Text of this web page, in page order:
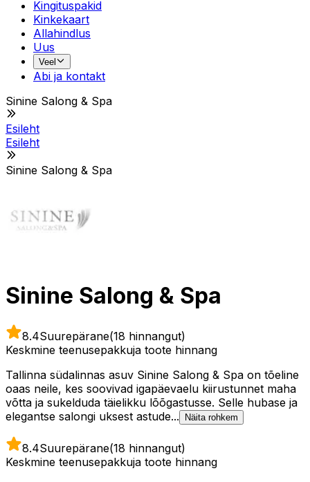
Kingituspakid
Kinkekaart
Allahindlus
Uus
Veel
Abi ja kontakt
Sinine Salong & Spa
Esileht
Esileht
Sinine Salong & Spa
Sinine Salong & Spa
8.4Suurepärane(18 hinnangut)
Keskmine teenusepakkuja toote hinnang
Tallinna südalinnas asuv Sinine Salong & Spa on tõeline
oaas neile, kes soovivad igapäevaelu kiirustunnet maha
võtta ja sukelduda täielikku lõõgastusse. Selle hubase ja
elegantse salongi uksest astude...
Näita rohkem
8.4Suurepärane(18 hinnangut)
Keskmine teenusepakkuja toote hinnang